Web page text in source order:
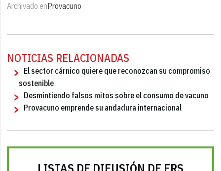
Archivado enProvacuno
NOTICIAS RELACIONADAS
El sector cárnico quiere que reconozcan su compromiso
sostenible
Desmintiendo falsos mitos sobre el consumo de vacuno
Provacuno emprende su andadura internacional